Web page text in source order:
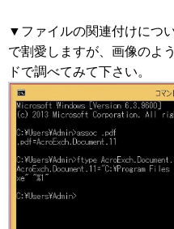
▼ファイルの関連付けにつ
で割愛しますが、画像のよ
ドで調べてみて下さい。